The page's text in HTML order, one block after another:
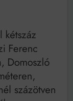
kétszáz
Ferenc
Domoszló
százötven